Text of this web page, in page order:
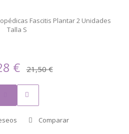
€ 21,50 €
Comparar